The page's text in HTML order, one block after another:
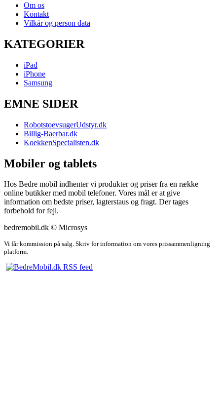
Om os
Kontakt
Vilkår og person data
KATEGORIER
iPad
iPhone
Samsung
EMNE SIDER
RobotstoevsugerUdstyr.dk
Billig-Baerbar.dk
KoekkenSpecialisten.dk
Mobiler og tablets
Hos Bedre mobil indhenter vi produkter og priser fra en række
online butikker med mobil telefoner. Vores mål er at give
information om bedste priser, lagterstaus og fragt. Der tages
forbehold for fejl.
bedremobil.dk © Microsys
Vi får kommission på salg. Skriv for information om vores prissammenligning
platform.